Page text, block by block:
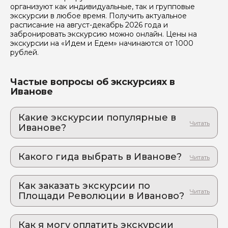
организуют как индивидуальные, так и групповые
экскурсии в любое время. Получить актуальное
расписание на август-декабрь 2026 года и
забронировать экскурсию можно онлайн. Цены на
экскурсии на «Идем и Едем» начинаются от 1000
рублей.
Частые вопросы об экскурсиях в
Иванове
Какие экскурсии популярные в
Иванове?
Путешествие по городу текстиля
Какого гида выбрать в Иванове?
2. Татьяна.К 558
Как заказать экскурсии по
Площади Революции в Иваново?
Едем»:
Как я могу оплатить экскурсии
Отправить